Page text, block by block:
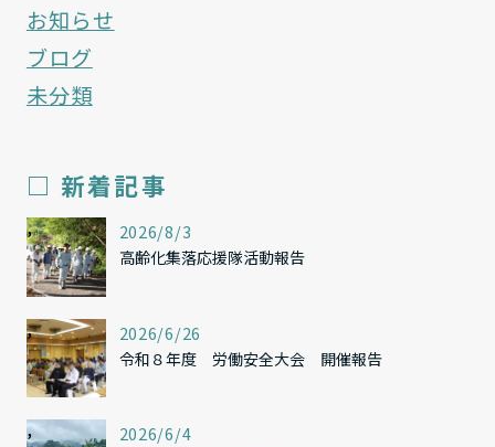
お知らせ
ブログ
未分類
□ 新着記事
, 2026/8/3
高齢化集落応援隊活動報告
, 2026/6/26
令和８年度 労働安全大会 開催報告
, 2026/6/4